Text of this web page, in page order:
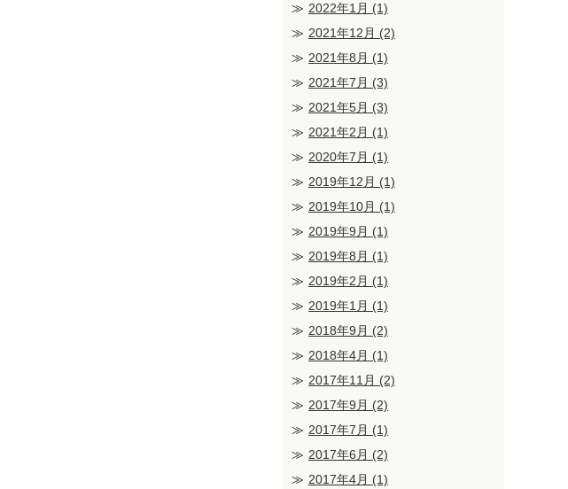
2022年1月 (1)
2021年12月 (2)
2021年8月 (1)
2021年7月 (3)
2021年5月 (3)
2021年2月 (1)
2020年7月 (1)
2019年12月 (1)
2019年10月 (1)
2019年9月 (1)
2019年8月 (1)
2019年2月 (1)
2019年1月 (1)
2018年9月 (2)
2018年4月 (1)
2017年11月 (2)
2017年9月 (2)
2017年7月 (1)
2017年6月 (2)
2017年4月 (1)